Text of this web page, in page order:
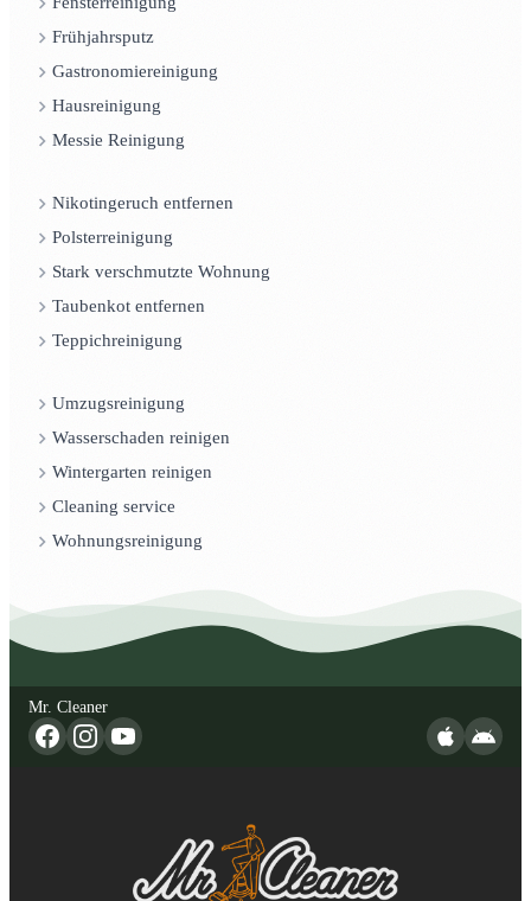
Frühjahrsputz
Gastronomiereinigung
Hausreinigung
Messie Reinigung
Nikotingeruch entfernen
Polsterreinigung
Stark verschmutzte Wohnung
Taubenkot entfernen
Teppichreinigung
Umzugsreinigung
Wasserschaden reinigen
Wintergarten reinigen
Cleaning service
Wohnungsreinigung
Mr. Cleaner